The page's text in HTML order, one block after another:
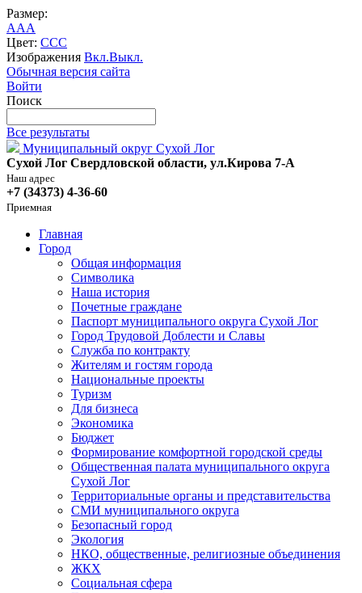
Размер:
AAA
Цвет: CCC
Изображения Вкл.Выкл.
Обычная версия сайта
Войти
Поиск
Все результаты
Муниципальный округ Сухой Лог
Сухой Лог Свердловской области, ул.Кирова 7-А
Наш адрес
+7 (34373) 4-36-60
Приемная
Главная
Город
Общая информация
Символика
Наша история
Почетные граждане
Паспорт муниципального округа Сухой Лог
Город Трудовой Доблести и Славы
Служба по контракту
Жителям и гостям города
Национальные проекты
Туризм
Для бизнеса
Экономика
Бюджет
Формирование комфортной городской среды
Общественная палата муниципального округа
Сухой Лог
Территориальные органы и представительства
СМИ муниципального округа
Безопасный город
Экология
НКО, общественные, религиозные объединения
ЖКХ
Социальная сфера